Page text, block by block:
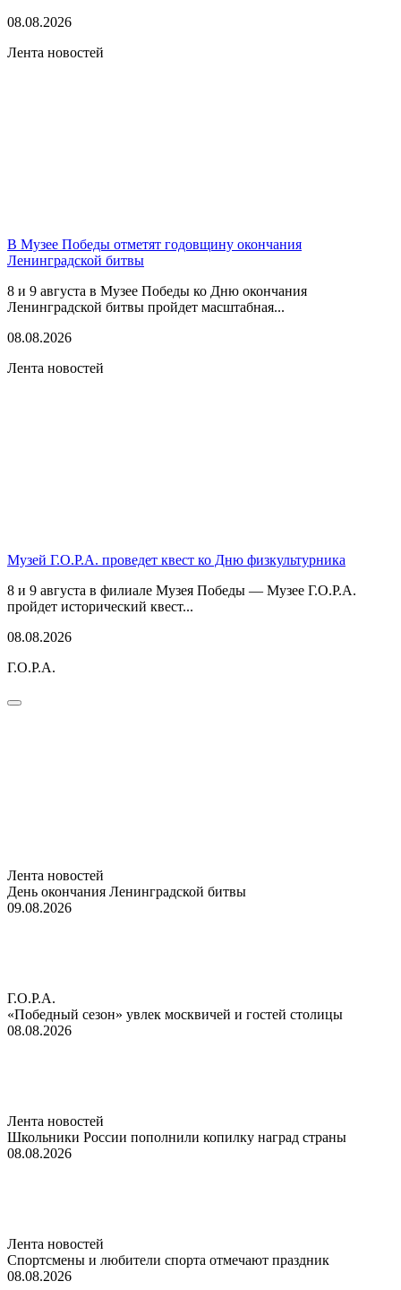
08.08.2026
Лента новостей
В Музее Победы отметят годовщину окончания
Ленинградской битвы
8 и 9 августа в Музее Победы ко Дню окончания
Ленинградской битвы пройдет масштабная...
08.08.2026
Лента новостей
Музей Г.О.Р.А. проведет квест ко Дню физкультурника
8 и 9 августа в филиале Музея Победы — Музее Г.О.Р.А.
пройдет исторический квест...
08.08.2026
Г.О.Р.А.
Лента новостей
День окончания Ленинградской битвы
09.08.2026
Г.О.Р.А.
«Победный сезон» увлек москвичей и гостей столицы
08.08.2026
Лента новостей
Школьники России пополнили копилку наград страны
08.08.2026
Лента новостей
Спортсмены и любители спорта отмечают праздник
08.08.2026